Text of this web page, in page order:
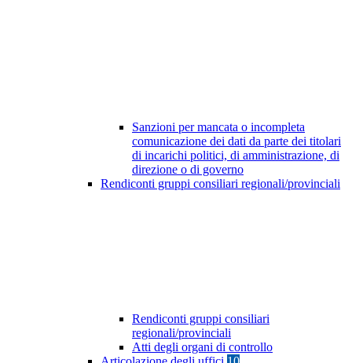
Sanzioni per mancata o incompleta
comunicazione dei dati da parte dei titolari
di incarichi politici, di amministrazione, di
direzione o di governo
Rendiconti gruppi consiliari regionali/provinciali
Rendiconti gruppi consiliari
regionali/provinciali
Atti degli organi di controllo